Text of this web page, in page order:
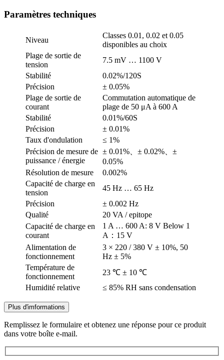
Paramètres techniques
Niveau
Classes 0.01, 0.02 et 0.05
disponibles au choix
Plage de sortie de
tension
7.5 mV … 1100 V
Stabilité
0.02%/120S
Précision
± 0.05%
Plage de sortie de
courant
Commutation automatique de
plage de 50 μA à 600 A
Stabilité
0.01%/60S
Précision
± 0.01%
Taux d'ondulation
≤ 1%
Précision de mesure de
puissance / énergie
± 0.01%、± 0.02%、±
0.05%
Résolution de mesure
0.002%
Capacité de charge en
tension
45 Hz … 65 Hz
Précision
± 0.002 Hz
Qualité
20 VA / epitope
Capacité de charge en
courant
1 A … 600 A: 8 V Below 1
A：15 V
Alimentation de
fonctionnement
3 × 220 / 380 V ± 10%, 50
Hz ± 5%
Température de
fonctionnement
23 ℃ ± 10 ℃
Humidité relative
≤ 85% RH sans condensation
Plus d'imformations
Remplissez le formulaire et obtenez une réponse pour ce produit
dans votre boîte e-mail.